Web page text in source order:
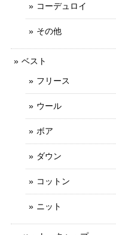
コーデュロイ
その他
ベスト
フリース
ウール
ボア
ダウン
コットン
ニット